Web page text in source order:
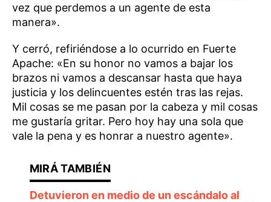
vez que perdemos a un agente de esta
manera».
Y cerró, refiriéndose a lo ocurrido en Fuerte
Apache: «En su honor no vamos a bajar los
brazos ni vamos a descansar hasta que haya
justicia y los delincuentes estén tras las rejas.
Mil cosas se me pasan por la cabeza y mil cosas
me gustaría gritar. Pero hoy hay una sola que
vale la pena y es honrar a nuestro agente».
Detuvieron en medio de un escándalo al